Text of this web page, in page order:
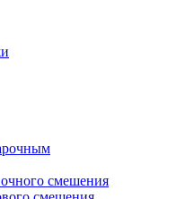
смешения